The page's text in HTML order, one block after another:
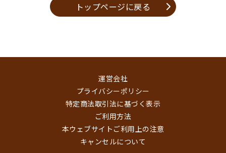
トップページに戻る
運営会社
プライバシーポリシー
特定商法取引法に基づく表示
ご利用方法
本ウェブサイトご利用上の注意
キャンセルについて